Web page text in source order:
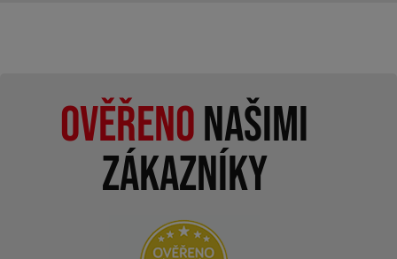
Ověřenonašimi
zákazníky